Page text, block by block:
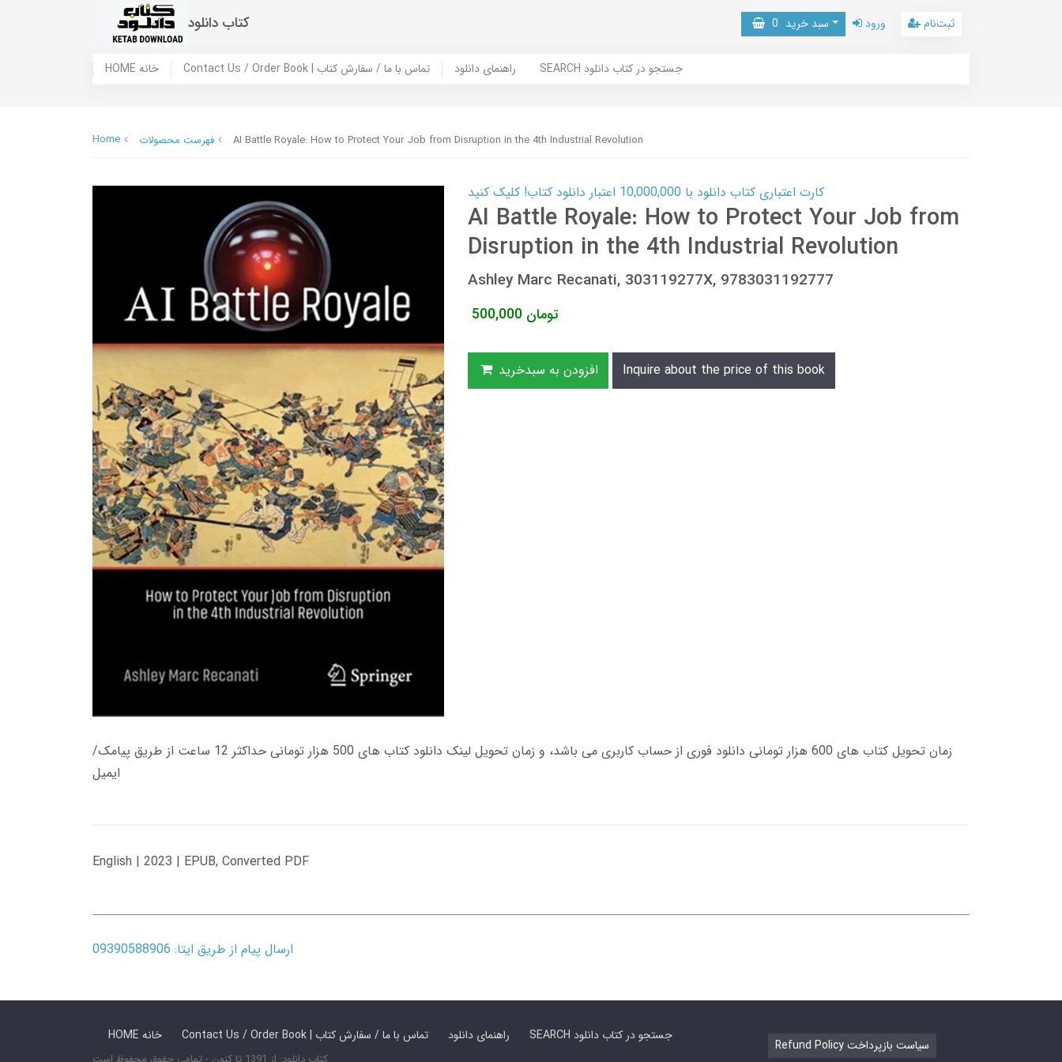
کتاب دانلود سبد خرید 0 ورود ثبت‌نام
HOME خانه Contact Us / Order Book | تماس با ما / سفارش کتاب راهنمای دانلود SEARCH جستجو در کتاب دانلود
Home فهرست محصولات AI Battle Royale: How to Protect Your Job from Disruption in the 4th Industrial Revolution
کارت اعتباری کتاب دانلود با 10,000,000 اعتبار دانلود کتاب! کلیک کنید
AI Battle Royale: How to Protect Your Job from
Disruption in the 4th Industrial Revolution
Ashley Marc Recanati, 303119277X, 9783031192777
500,000 تومان
افزودن به سبدخرید Inquire about the price of this book
زمان تحویل کتاب های 600 هزار تومانی دانلود فوری از حساب کاربری می باشد، و زمان تحویل لینک دانلود کتاب های 500 هزار تومانی حداکثر 12 ساعت از طریق پیامک/
ایمیل
English | 2023 | EPUB, Converted PDF
ارسال پیام از طریق ایتا: 09390588906
HOME خانه Contact Us / Order Book | تماس با ما / سفارش کتاب راهنمای دانلود SEARCH جستجو در کتاب دانلود
Refund Policy سیاست بازپرداخت